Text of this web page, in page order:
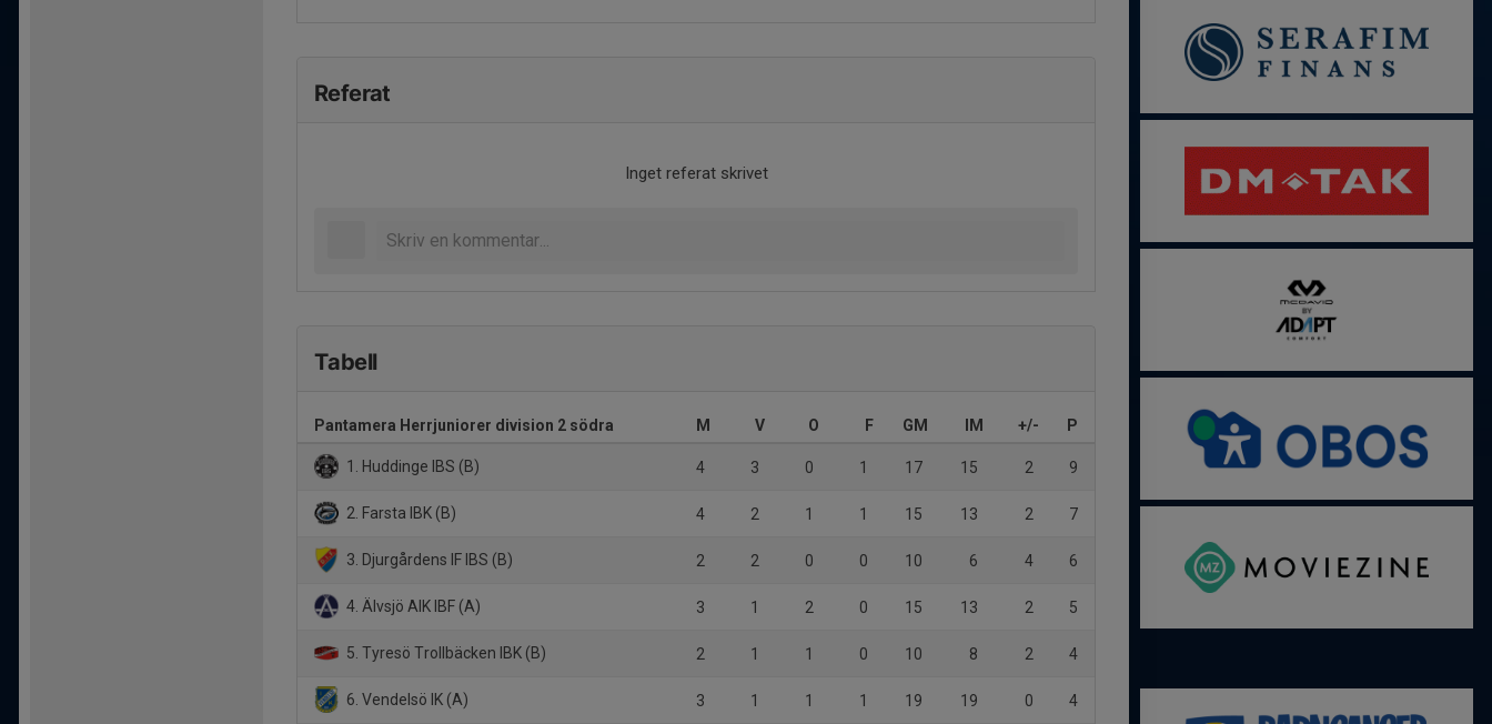
Referat
Inget referat skrivet
Tabell
Pantamera Herrjuniorer division 2 södra M V O F GM IM +/- P
1. Huddinge IBS (B) 4 3 0 1 17 15 2 9
2. Farsta IBK (B) 4 2 1 1 15 13 2 7
3. Djurgårdens IF IBS (B) 2 2 0 0 10 6 4 6
4. Älvsjö AIK IBF (A) 3 1 2 0 15 13 2 5
5. Tyresö Trollbäcken IBK (B) 2 1 1 0 10 8 2 4
6. Vendelsö IK (A) 3 1 1 1 19 19 0 4